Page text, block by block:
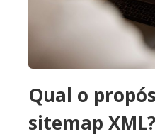
Qual o
sitemap XML?